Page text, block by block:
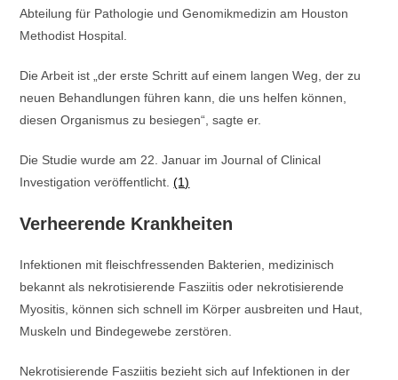
Abteilung für Pathologie und Genomikmedizin am Houston
Methodist Hospital.
Die Arbeit ist „der erste Schritt auf einem langen Weg, der zu
neuen Behandlungen führen kann, die uns helfen können,
diesen Organismus zu besiegen“, sagte er.
Die Studie wurde am 22. Januar im Journal of Clinical
Investigation veröffentlicht.(1)
Verheerende Krankheiten
Infektionen mit fleischfressenden Bakterien, medizinisch
bekannt als nekrotisierende Fasziitis oder nekrotisierende
Myositis, können sich schnell im Körper ausbreiten und Haut,
Muskeln und Bindegewebe zerstören.
Nekrotisierende Fasziitis bezieht sich auf Infektionen in der